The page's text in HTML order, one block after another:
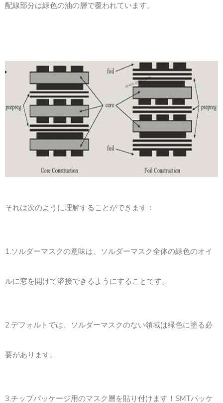
配線部分は緑色の油の層で覆われています。
それは次のように理解することができます：
1.ソルダーマスクの意味は、ソルダーマスク全体の緑色のオイ
ルに窓を開けて溶接できるようにすることです。
2.デフォルトでは、ソルダーマスクのない領域は緑色に塗る必
要があります。
3.チップパッケージ用のマスク層を貼り付けます！SMTパッケ